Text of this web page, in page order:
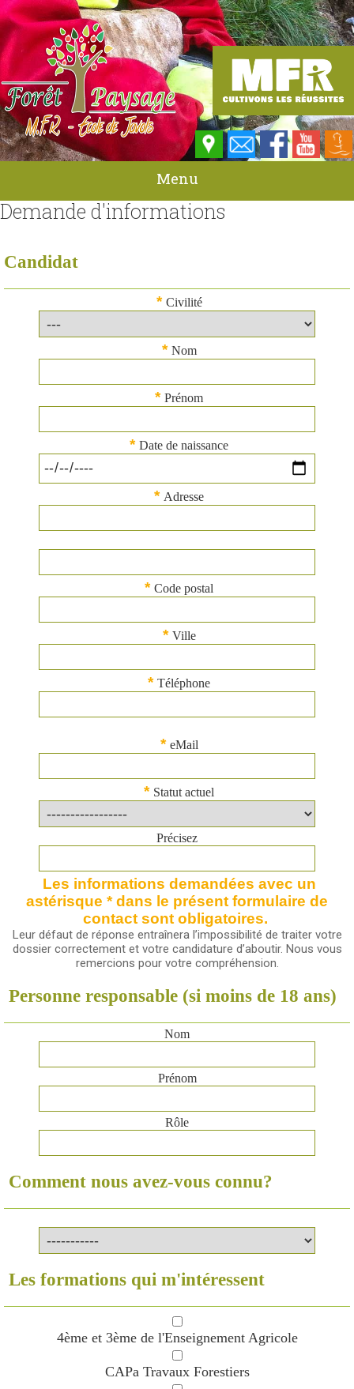
Menu
Demande d'informations
Candidat
* Civilité
* Nom
* Prénom
* Date de naissance
* Adresse
* Code postal
* Ville
* Téléphone
* eMail
* Statut actuel
Précisez
Les informations demandées avec un
astérisque * dans le présent formulaire de
contact sont obligatoires.
Leur défaut de réponse entraînera l’impossibilité de traiter votre
dossier correctement et votre candidature d’aboutir. Nous vous
remercions pour votre compréhension.
Personne responsable (si moins de 18 ans)
Nom
Prénom
Rôle
Comment nous avez-vous connu?
Les formations qui m'intéressent
4ème et 3ème de l'Enseignement Agricole
CAPa Travaux Forestiers